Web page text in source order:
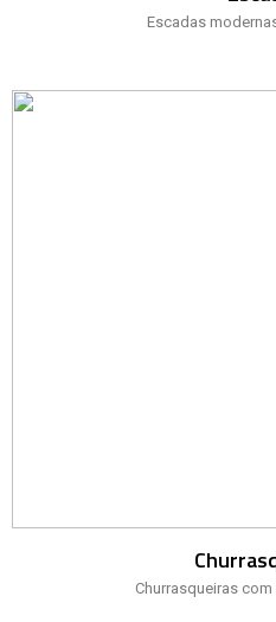
Escadas
Churrasqueiras com